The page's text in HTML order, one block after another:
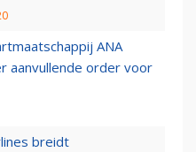
ANA
aanvullende order voor
breidt